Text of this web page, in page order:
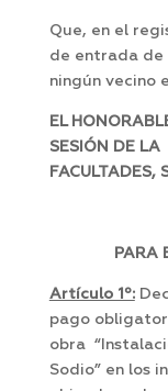
Que, en el
de entrada de
ningún vecino
EL
SESIÓN DE LA
FACULTADES,
PARA
Artículo 1º:
pago
obra
Sodio” en los